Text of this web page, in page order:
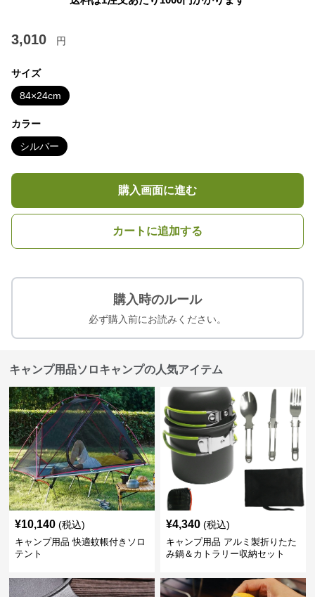
3,010 円
サイズ
84×24cm
カラー
シルバー
購入画面に進む
カートに追加する
購入時のルール
必ず購入前にお読みください。
キャンプ用品ソロキャンプの人気アイテム
¥10,140 (税込)
キャンプ用品 快適蚊帳付きソロ
テント
¥4,340 (税込)
キャンプ用品 アルミ製折りたた
み鍋＆カトラリー収納セット